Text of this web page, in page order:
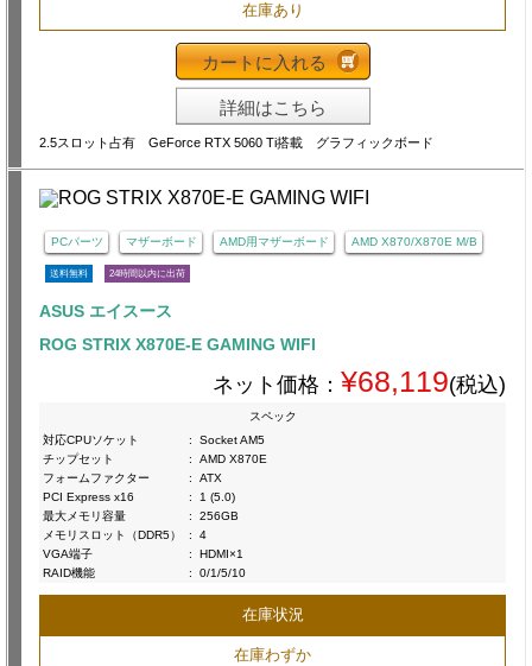
在庫あり
カートに入れる
詳細はこちら
2.5スロット占有 GeForce RTX 5060 Ti搭載 グラフィックボード
PCパーツ マザーボード AMD用マザーボード AMD X870/X870E M/B
送料無料 24時間以内に出荷
ASUS エイスース
ROG STRIX X870E-E GAMING WIFI
ネット価格： ¥68,119(税込)
スペック
対応CPUソケット
:
Socket AM5
チップセット
:
AMD X870E
フォームファクター
:
ATX
PCI Express x16
:
1 (5.0)
最大メモリ容量
:
256GB
メモリスロット（DDR5）
:
4
VGA端子
:
HDMI×1
RAID機能
: 0/1/5/10
在庫状況
在庫わずか